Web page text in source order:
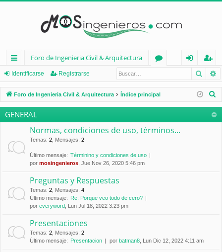
nl
ac
es
rá
d
Foro de Ingenieria Civil & Arquitectura
os
nt
ifi
eg
ist
ra
Identificarse Registrarse
Foro de Ingenieria Civil & Arquitectura Índice principal
GENERAL
Normas, condiciones de uso, términos...
Temas: 2 Mensajes: 2
Último mensaje: Términino y condiciones de uso
por mosingenieros , Jue Nov 26, 2020 5:46 pm
Preguntas y Respuestas
Temas: 2 Mensajes: 4
Último mensaje: Re: Porque veo todo de cero?
por everyword , Lun Jul 18, 2022 3:23 pm
Presentaciones
Temas: 2 Mensajes: 2
Último mensaje: Presentacion por batman8 , Lun Dic 12, 2022 4:11 am